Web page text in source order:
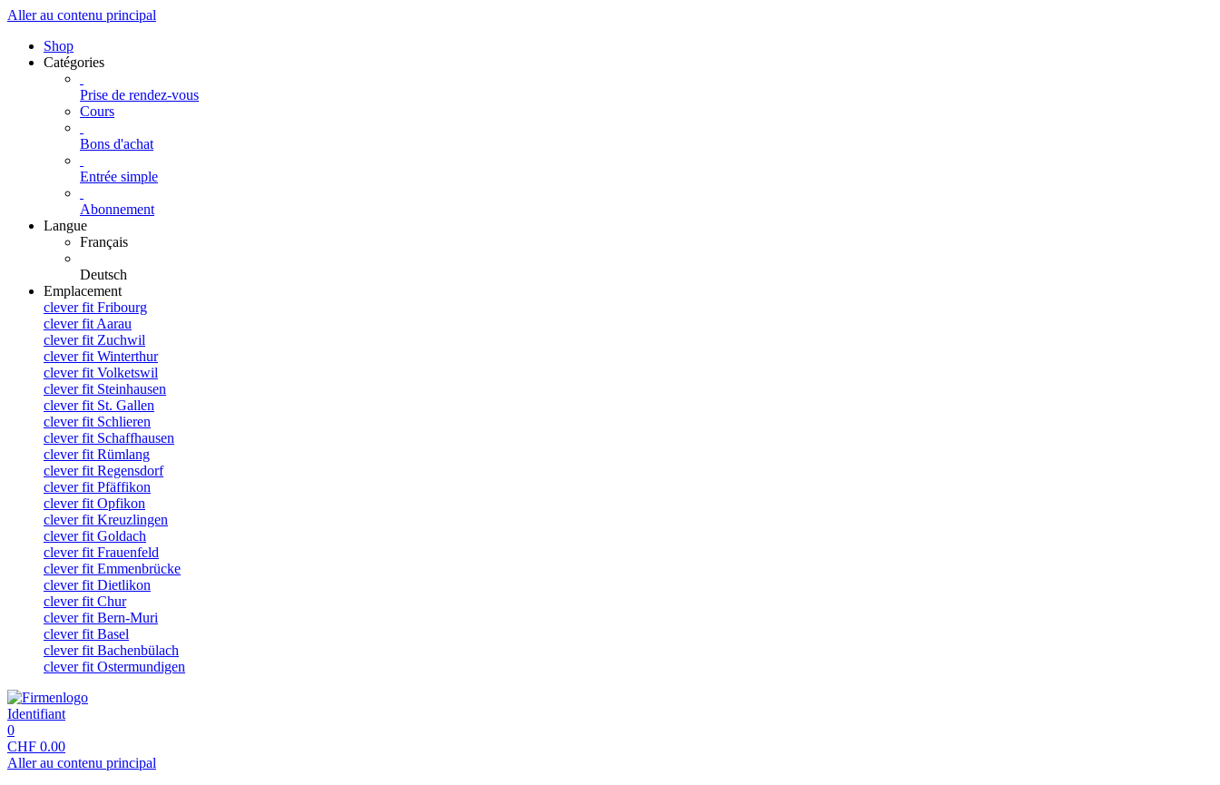
Aller au contenu principal
Shop
Catégories
Prise de rendez-vous
Cours
Bons d'achat
Entrée simple
Abonnement
Langue
Français
Deutsch
Emplacement
clever fit Fribourg
clever fit Aarau
clever fit Zuchwil
clever fit Winterthur
clever fit Volketswil
clever fit Steinhausen
clever fit St. Gallen
clever fit Schlieren
clever fit Schaffhausen
clever fit Rümlang
clever fit Regensdorf
clever fit Pfäffikon
clever fit Opfikon
clever fit Kreuzlingen
clever fit Goldach
clever fit Frauenfeld
clever fit Emmenbrücke
clever fit Dietlikon
clever fit Chur
clever fit Bern-Muri
clever fit Basel
clever fit Bachenbülach
clever fit Ostermundigen
Identifiant
0
CHF 0.00
Aller au contenu principal